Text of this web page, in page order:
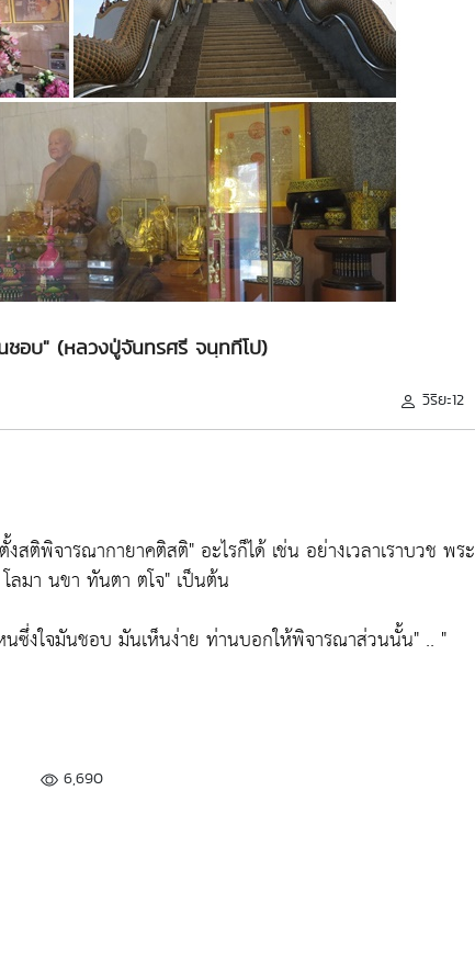
ชอบ" (หลวงปู่จันทรศรี จนฺททีโป)
วิริยะ12
งสติพิจารณากายาคติสติ"อะไรก็ได้ เช่น อย่างเวลาเราบวช พระ
โลมา นขา ทันตา ตโจ" เป็นต้น
นซึ่งใจมันชอบ มันเห็นง่าย ท่านบอกให้พิจารณาส่วนนั้น" .. "
6,690